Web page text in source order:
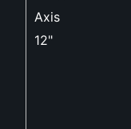
Axis
12"